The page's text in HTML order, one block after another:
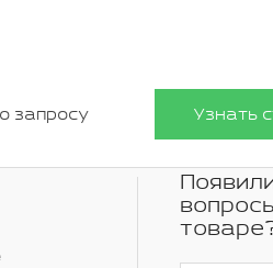
запросу Узнать